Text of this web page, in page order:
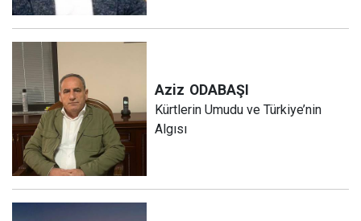
Aziz ODABAŞI
Kürtlerin Umudu ve Türkiye’nin
Algısı